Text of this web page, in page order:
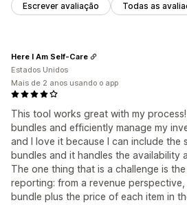
Escrever avaliação Todas as
This tool works great with my
bundles and efficiently manage my
and I love it because I can include the
bundles and it handles the availability
The one thing that is a challenge is
reporting: from a revenue
bundle plus the price of each item in
Here I Am Self-Care
Estados Unidos
Mais de 2 anos usando o app